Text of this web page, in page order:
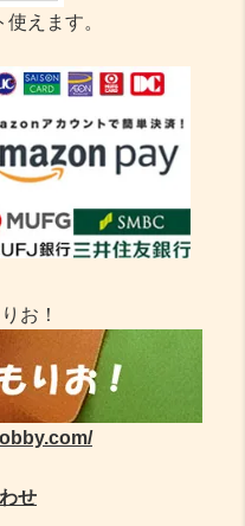
えます。
お！
せ